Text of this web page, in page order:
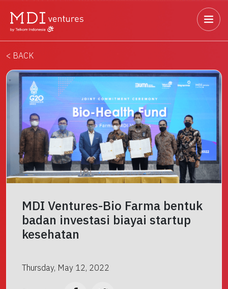
< BACK
MDI Ventures-Bio Farma bentuk
badan investasi biayai startup
kesehatan
Thursday, May 12, 2022